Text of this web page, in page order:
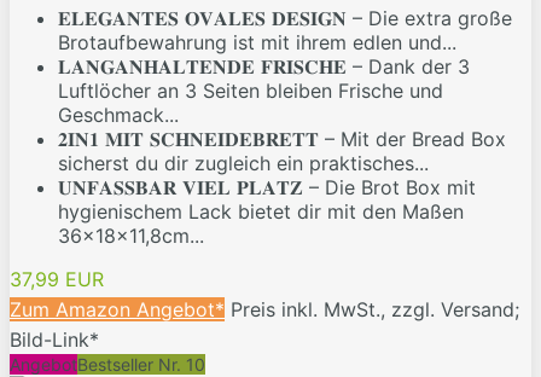
𝐄𝐋𝐄𝐆𝐀𝐍𝐓𝐄𝐒 𝐎𝐕𝐀𝐋𝐄𝐒 𝐃𝐄𝐒𝐈𝐆𝐍 – Die extra große
Brotaufbewahrung ist mit ihrem edlen und...
𝐋𝐀𝐍𝐆𝐀𝐍𝐇𝐀𝐋𝐓𝐄𝐍𝐃𝐄 𝐅𝐑𝐈𝐒𝐂𝐇𝐄 – Dank der 3
Luftlöcher an 3 Seiten bleiben Frische und
Geschmack...
𝟐𝐈𝐍𝟏 𝐌𝐈𝐓 𝐒𝐂𝐇𝐍𝐄𝐈𝐃𝐄𝐁𝐑𝐄𝐓𝐓 – Mit der Bread Box
sicherst du dir zugleich ein praktisches...
𝐔𝐍𝐅𝐀𝐒𝐒𝐁𝐀𝐑 𝐕𝐈𝐄𝐋 𝐏𝐋𝐀𝐓𝐙 – Die Brot Box mit
hygienischem Lack bietet dir mit den Maßen
36x18x11,8cm...
37,99 EUR
Zum Amazon Angebot* Preis inkl. MwSt., zzgl. Versand;
Bild-Link*
AngebotBestseller Nr. 10